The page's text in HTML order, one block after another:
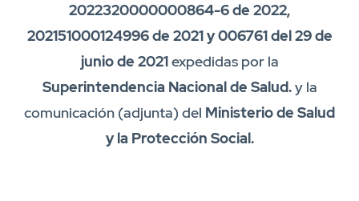
2022320000000864-6 de 2022,
202151000124996 de 2021 y 006761 del 29 de
junio de 2021expedidas por la
Superintendencia Nacional de Salud.y la
comunicación (adjunta) del Ministerio de Salud
y la Protección Social.